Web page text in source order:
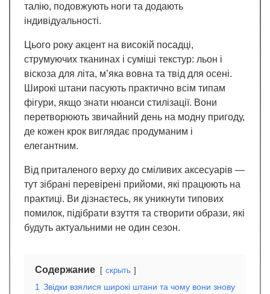
талію, подовжують ноги та додають
індивідуальності.
Цього року акцент на високій посадці,
струмуючих тканинах і суміші текстур: льон і
віскоза для літа, м’яка вовна та твід для осені.
Широкі штани пасують практично всім типам
фігури, якщо знати нюанси стилізації. Вони
перетворюють звичайний день на модну пригоду,
де кожен крок виглядає продуманим і
елегантним.
Від приталеного верху до сміливих аксесуарів —
тут зібрані перевірені прийоми, які працюють на
практиці. Ви дізнаєтесь, як уникнути типових
помилок, підібрати взуття та створити образи, які
будуть актуальними не один сезон.
Содержание скрыть
1 Звідки взялися широкі штани та чому вони знову